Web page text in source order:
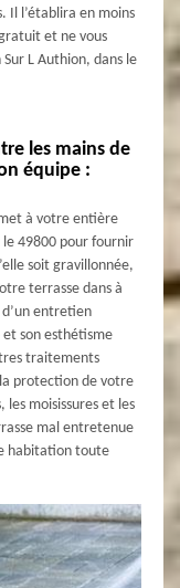
Il l’établira en moins
et ne vous
L Authion, dans le
les mains de
équipe :
à votre entière
le 49800 pour fournir
soit gravillonnée,
terrasse dans à
d’un entretien
son esthétisme
traitements
protection de votre
les moisissures et les
mal entretenue
habitation toute